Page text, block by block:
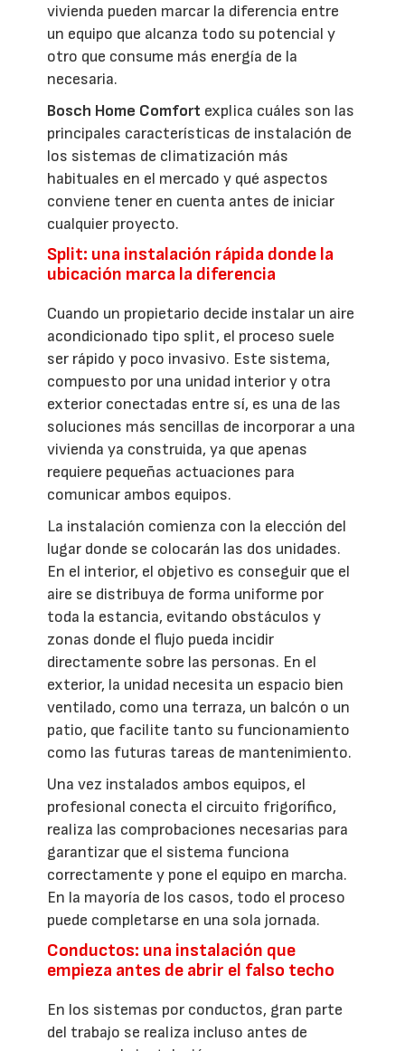
vivienda pueden marcar la diferencia entre
un equipo que alcanza todo su potencial y
otro que consume más energía de la
necesaria.
Bosch Home Comfort explica cuáles son las
principales características de instalación de
los sistemas de climatización más
habituales en el mercado y qué aspectos
conviene tener en cuenta antes de iniciar
cualquier proyecto.
Split: una instalación rápida donde la
ubicación marca la diferencia
Cuando un propietario decide instalar un aire
acondicionado tipo split, el proceso suele
ser rápido y poco invasivo. Este sistema,
compuesto por una unidad interior y otra
exterior conectadas entre sí, es una de las
soluciones más sencillas de incorporar a una
vivienda ya construida, ya que apenas
requiere pequeñas actuaciones para
comunicar ambos equipos.
La instalación comienza con la elección del
lugar donde se colocarán las dos unidades.
En el interior, el objetivo es conseguir que el
aire se distribuya de forma uniforme por
toda la estancia, evitando obstáculos y
zonas donde el flujo pueda incidir
directamente sobre las personas. En el
exterior, la unidad necesita un espacio bien
ventilado, como una terraza, un balcón o un
patio, que facilite tanto su funcionamiento
como las futuras tareas de mantenimiento.
Una vez instalados ambos equipos, el
profesional conecta el circuito frigorífico,
realiza las comprobaciones necesarias para
garantizar que el sistema funciona
correctamente y pone el equipo en marcha.
En la mayoría de los casos, todo el proceso
puede completarse en una sola jornada.
Conductos: una instalación que
empieza antes de abrir el falso techo
En los sistemas por conductos, gran parte
del trabajo se realiza incluso antes de